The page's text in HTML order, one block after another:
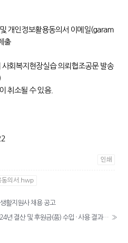
개인정보활용동의서 이메일(garam
출
회복지현장실습 의뢰협조공문 발송
취소될 수 있음.
인쇄
동의서.hwp
활지원사 채용 공고
가람재가노인통합지원센터 2024년 결산 및 후원금(품) 수입 · 사용 결과 공개 »